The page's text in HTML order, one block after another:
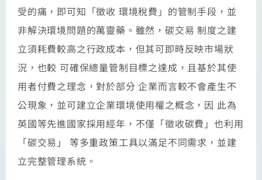
受的痛，即可知「徵收 環境稅費」的管制手段，並
非解決環境問題的萬靈藥。雖然，碳交易 制度之建
立須耗費較高之行政成本，但其可即時反映市場狀
況，也較 可確保總量管制目標之達成，且基於其使
用者付費之理念，對於部分 企業而言較不會產生不
公現象，並可建立企業環境使用權之概念，因 此為
英國等先進國家採用經年，不僅「徵收碳費」也利用
「碳交易」 等多重政策工具以滿足不同需求，並建
立完整管理系統。